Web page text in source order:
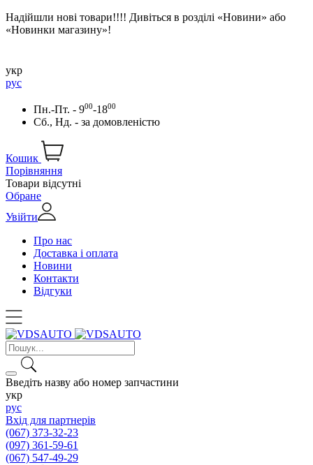
Надійшли нові товари!!!! Дивіться в розділі «Новини» або
«Новинки магазину»!
укр
рус
Пн.-Пт. - 900-1800
Сб., Нд. - за домовленістю
Кошик
Порівняння
Товари відсутні
Обране
Увійти
Про нас
Доставка і оплата
Новини
Контакти
Відгуки
Введіть назву або номер запчастини
укр
рус
Вхід для партнерів
(067) 373-32-23
(097) 361-59-61
(067) 547-49-29